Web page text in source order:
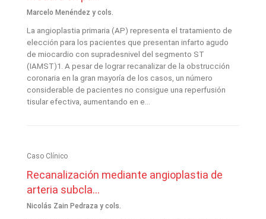
Marcelo Menéndez y cols.
La angioplastia primaria (AP) representa el tratamiento de
elección para los pacientes que presentan infarto agudo
de miocardio con supradesnivel del segmento ST
(IAMST)1. A pesar de lograr recanalizar de la obstrucción
coronaria en la gran mayoría de los casos, un número
considerable de pacientes no consigue una reperfusión
tisular efectiva, aumentando en e...
Caso Clínico
Recanalización mediante angioplastia de
arteria subcla...
Nicolás Zain Pedraza y cols.